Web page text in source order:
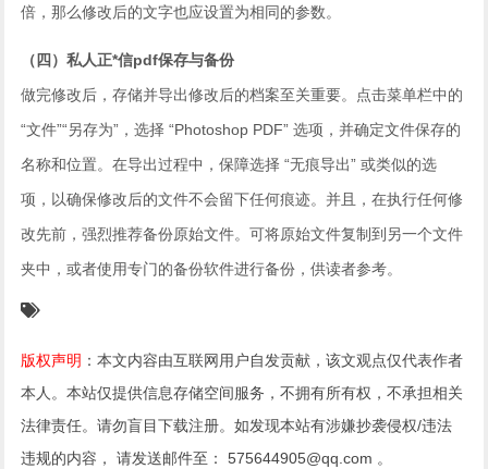
倍，那么修改后的文字也应设置为相同的参数。
（四）私人正*信pdf保存与备份
做完修改后，存储并导出修改后的档案至关重要。点击菜单栏中的
“文件”“另存为”，选择 “Photoshop PDF” 选项，并确定文件保存的
名称和位置。在导出过程中，保障选择 “无痕导出” 或类似的选
项，以确保修改后的文件不会留下任何痕迹。并且，在执行任何修
改先前，强烈推荐备份原始文件。可将原始文件复制到另一个文件
夹中，或者使用专门的备份软件进行备份，供读者参考。
版权声明 ：本文内容由互联网用户自发贡献，该文观点仅代表作者
本人。本站仅提供信息存储空间服务，不拥有所有权，不承担相关
法律责任。请勿盲目下载注册。如发现本站有涉嫌抄袭侵权/违法
违规的内容， 请发送邮件至： 575644905@qq.com 。